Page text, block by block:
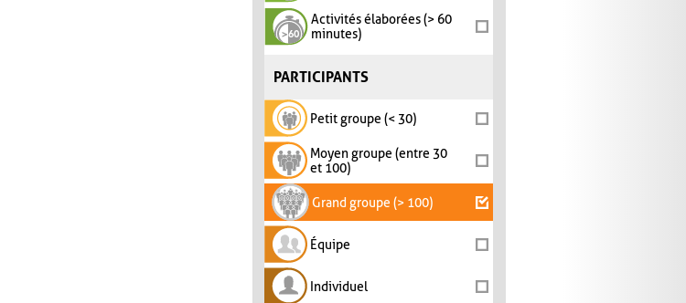
Activités élaborées (> 60
minutes)
PARTICIPANTS
Petit groupe (< 30)
Moyen groupe (entre 30
et 100)
Grand groupe (> 100)
Équipe
Individuel